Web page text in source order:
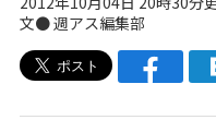
文●週アス編集部